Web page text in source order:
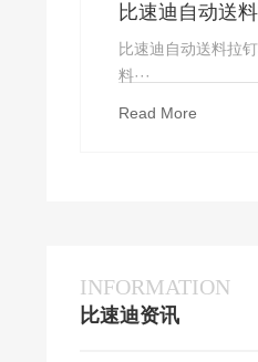
比速迪自动送
定上钉_厂家直
比速迪自动送料拉
料···
Read More
INFORMATION
比速迪资讯